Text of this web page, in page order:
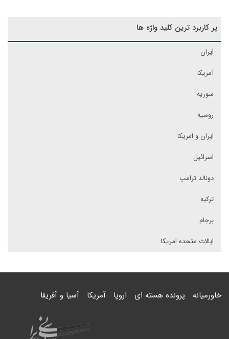
پر کاربرد ترین کلید واژه ها
ایران
آمریکا
سوریه
روسیه
ایران و امریکا
اسرائیل
دونالد ترامپ
ترکیه
برجام
ایالات متحده امریکا
خاورمیانه پرونده هسته ای اروپا آمریکا آسیا و آفریقا